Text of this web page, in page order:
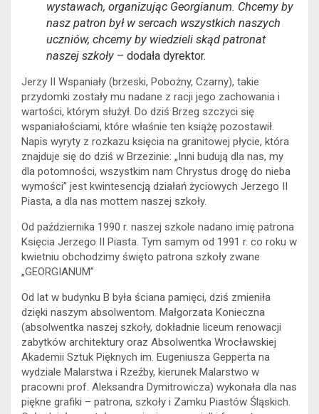
wystawach, organizując Georgianum. Chcemy by
nasz patron był w sercach wszystkich naszych
uczniów, chcemy by wiedzieli skąd patronat
naszej szkoły – dodała dyrektor.
Jerzy II Wspaniały (brzeski, Pobożny, Czarny), takie
przydomki zostały mu nadane z racji jego zachowania i
wartości, którym służył. Do dziś Brzeg szczyci się
wspaniałościami, które właśnie ten książę pozostawił.
Napis wyryty z rozkazu księcia na granitowej płycie, która
znajduje się do dziś w Brzezinie: „Inni budują dla nas, my
dla potomności, wszystkim nam Chrystus drogę do nieba
wymości” jest kwintesencją działań życiowych Jerzego II
Piasta, a dla nas mottem naszej szkoły.
Od października 1990 r. naszej szkole nadano imię patrona
Księcia Jerzego II Piasta. Tym samym od 1991 r. co roku w
kwietniu obchodzimy święto patrona szkoły zwane
„GEORGIANUM”
Od lat w budynku B była ściana pamięci, dziś zmieniła
dzięki naszym absolwentom. Małgorzata Konieczna
(absolwentka naszej szkoły, dokładnie liceum renowacji
zabytków architektury oraz Absolwentka Wrocławskiej
Akademii Sztuk Pięknych im. Eugeniusza Gepperta na
wydziale Malarstwa i Rzeźby, kierunek Malarstwo w
pracowni prof. Aleksandra Dymitrowicza) wykonała dla nas
piękne grafiki – patrona, szkoły i Zamku Piastów Śląskich.